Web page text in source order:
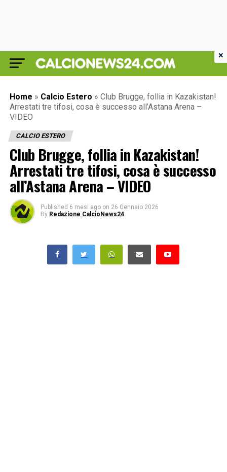
Home » Calcio Estero » Club Brugge, follia in Kazakistan!
Arrestati tre tifosi, cosa è successo all’Astana Arena –
VIDEO
CALCIO ESTERO
Club Brugge, follia in Kazakistan!
Arrestati tre tifosi, cosa è successo
all’Astana Arena – VIDEO
Published 6 mesi ago on 26 Gennaio 2026
By Redazione CalcioNews24
×